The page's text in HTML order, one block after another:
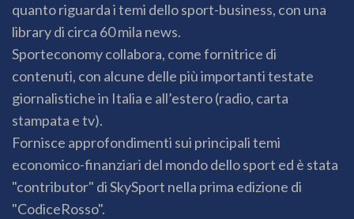
quanto riguarda i temi dello sport-business, con una
library di circa 60 mila news.
Sporteconomy collabora, come fornitrice di
contenuti, con alcune delle più importanti testate
giornalistiche in Italia e all’estero (radio, carta
stampata e tv).
Fornisce approfondimenti sui principali temi
economico-finanziari del mondo dello sport ed è stata
"contributor" di SkySport nella prima edizione di
"CodiceRosso".